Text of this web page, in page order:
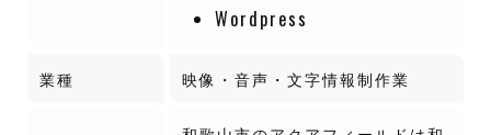
Wordpress
業種 映像・音声・文字情報制作業